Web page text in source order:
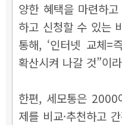
양한 혜택을 마련하
하고 신청할 수 있는
통해, ‘인터넷 교체=
확산시켜 나갈 것”이
한편, 세모통은
제를 비교·추천하고